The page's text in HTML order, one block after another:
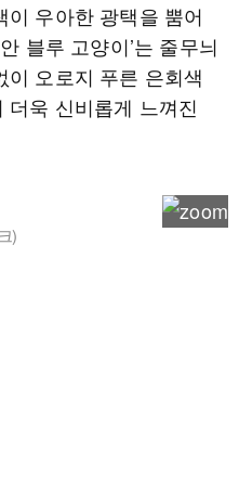
우아한 광택을 뿜어
블루 고양이’는 줄무늬
오로지 푸른 은회색
더욱 신비롭게 느껴진
)